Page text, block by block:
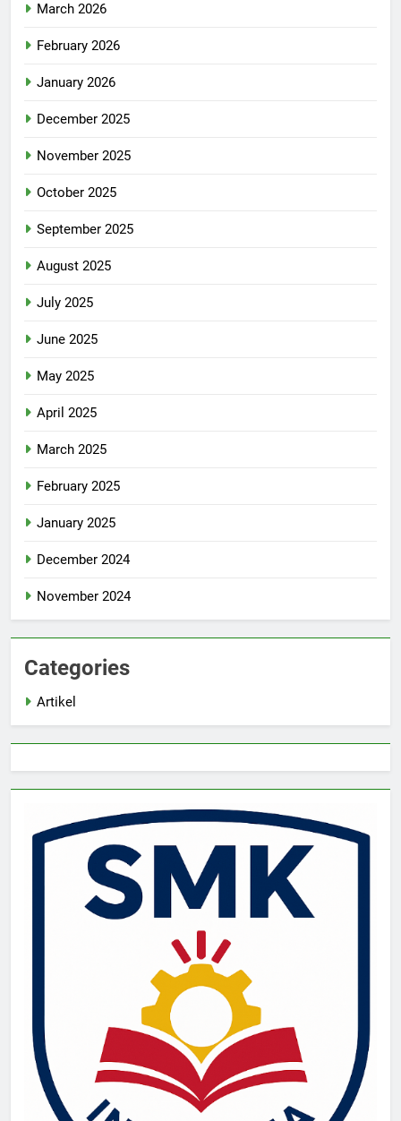
March 2026
February 2026
January 2026
December 2025
November 2025
October 2025
September 2025
August 2025
July 2025
June 2025
May 2025
April 2025
March 2025
February 2025
January 2025
December 2024
November 2024
Categories
Artikel